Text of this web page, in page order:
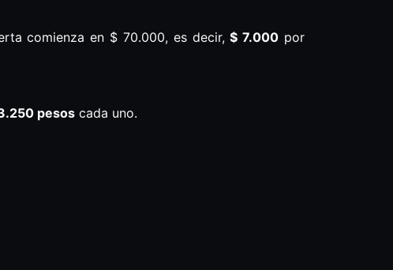
comienza en $ 70.000, es decir,$ 7.000 por
pesos cada uno.